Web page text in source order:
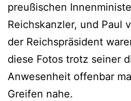
preußischen
Reichskanzler, und Paul
der Reichspräsident
diese Fotos trotz seiner
Anwesenheit offenbar
Greifen nahe.